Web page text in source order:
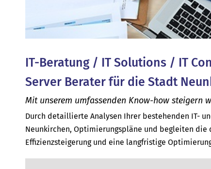
IT-Beratung / IT Solutions / IT
Server Berater für die Stadt
Mit unserem umfassenden Know-how steigern
Durch detaillierte Analysen Ihrer bestehenden IT-
Neunkirchen, Optimierungspläne und begleiten die
Effizienzsteigerung und eine langfristige